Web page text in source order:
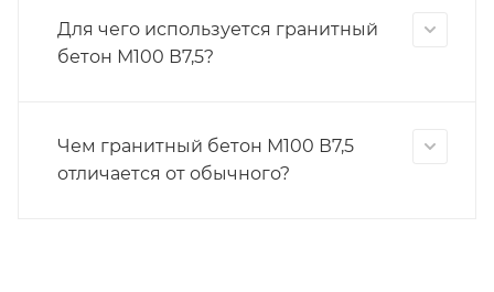
Для чего используется гранитный
бетон М100 В7,5?
Чем гранитный бетон М100 В7,5
отличается от обычного?